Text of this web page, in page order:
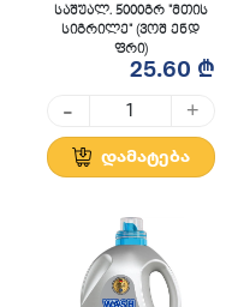
საშუალ. 5000გრ "მთის
სიგრილე" (ვოშ ენდ
ფრი)
25.60 ₾
- +
დამატება